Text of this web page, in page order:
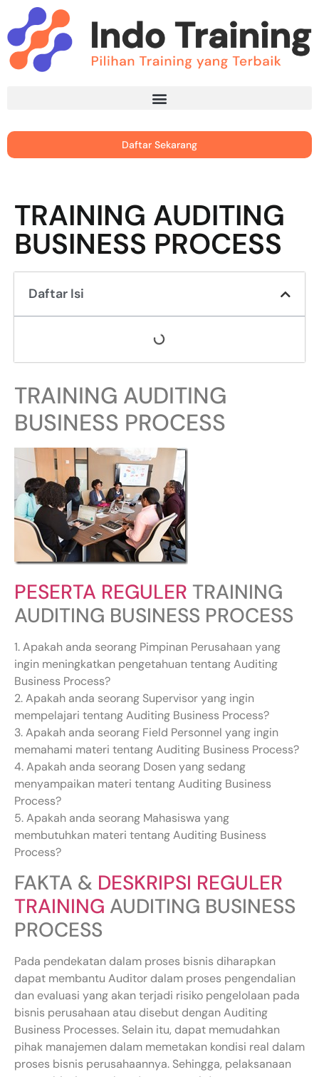
Daftar Sekarang
TRAINING AUDITING
BUSINESS PROCESS
Daftar Isi
TRAINING AUDITING
BUSINESS PROCESS
PESERTA REGULER TRAINING
AUDITING BUSINESS PROCESS
1. Apakah anda seorang Pimpinan Perusahaan yang
ingin meningkatkan pengetahuan tentang Auditing
Business Process?
2. Apakah anda seorang Supervisor yang ingin
mempelajari tentang Auditing Business Process?
3. Apakah anda seorang Field Personnel yang ingin
memahami materi tentang Auditing Business Process?
4. Apakah anda seorang Dosen yang sedang
menyampaikan materi tentang Auditing Business
Process?
5. Apakah anda seorang Mahasiswa yang
membutuhkan materi tentang Auditing Business
Process?
FAKTA & DESKRIPSI REGULER
TRAINING AUDITING BUSINESS
PROCESS
Pada pendekatan dalam proses bisnis diharapkan
dapat membantu Auditor dalam proses pengendalian
dan evaluasi yang akan terjadi risiko pengelolaan pada
bisnis perusahaan atau disebut dengan Auditing
Business Processes. Selain itu, dapat memudahkan
pihak manajemen dalam memetakan kondisi real dalam
proses bisnis perusahaannya. Sehingga, pelaksanaan